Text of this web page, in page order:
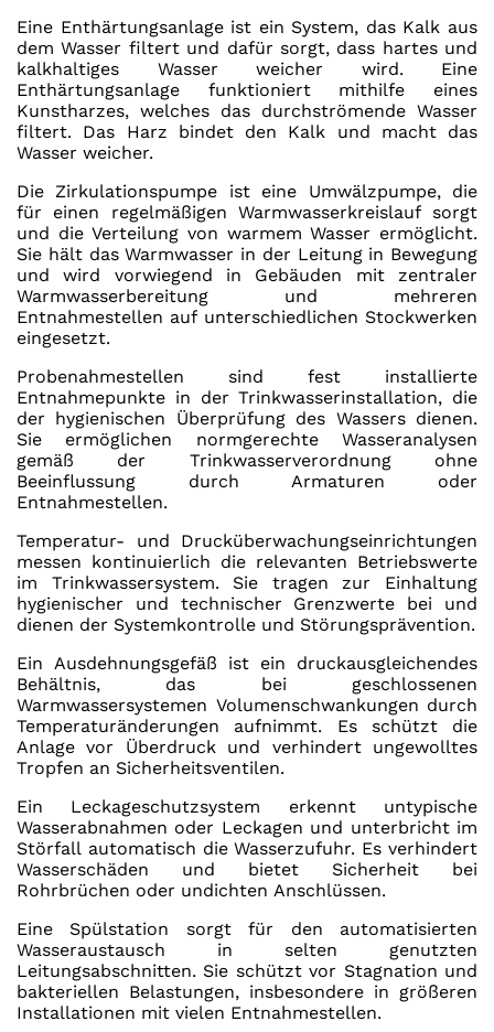
Eine Enthärtungsanlage ist ein System, das Kalk aus
dem Wasser filtert und dafür sorgt, dass hartes und
kalkhaltiges Wasser weicher wird. Eine
Enthärtungsanlage funktioniert mithilfe eines
Kunstharzes, welches das durchströmende Wasser
filtert. Das Harz bindet den Kalk und macht das
Wasser weicher.
Die Zirkulationspumpe ist eine Umwälzpumpe, die
für einen regelmäßigen Warmwasserkreislauf sorgt
und die Verteilung von warmem Wasser ermöglicht.
Sie hält das Warmwasser in der Leitung in Bewegung
und wird vorwiegend in Gebäuden mit zentraler
Warmwasserbereitung und mehreren
Entnahmestellen auf unterschiedlichen Stockwerken
eingesetzt.
Probenahmestellen sind fest installierte
Entnahmepunkte in der Trinkwasserinstallation, die
der hygienischen Überprüfung des Wassers dienen.
Sie ermöglichen normgerechte Wasseranalysen
gemäß der Trinkwasserverordnung ohne
Beeinflussung durch Armaturen oder
Entnahmestellen.
Temperatur- und Drucküberwachungseinrichtungen
messen kontinuierlich die relevanten Betriebswerte
im Trinkwassersystem. Sie tragen zur Einhaltung
hygienischer und technischer Grenzwerte bei und
dienen der Systemkontrolle und Störungsprävention.
Ein Ausdehnungsgefäß ist ein druckausgleichendes
Behältnis, das bei geschlossenen
Warmwassersystemen Volumenschwankungen durch
Temperaturänderungen aufnimmt. Es schützt die
Anlage vor Überdruck und verhindert ungewolltes
Tropfen an Sicherheitsventilen.
Ein Leckageschutzsystem erkennt untypische
Wasserabnahmen oder Leckagen und unterbricht im
Störfall automatisch die Wasserzufuhr. Es verhindert
Wasserschäden und bietet Sicherheit bei
Rohrbrüchen oder undichten Anschlüssen.
Eine Spülstation sorgt für den automatisierten
Wasseraustausch in selten genutzten
Leitungsabschnitten. Sie schützt vor Stagnation und
bakteriellen Belastungen, insbesondere in größeren
Installationen mit vielen Entnahmestellen.